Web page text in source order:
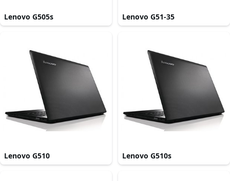
Lenovo G505s Lenovo G51-35
Lenovo G510 Lenovo G510s